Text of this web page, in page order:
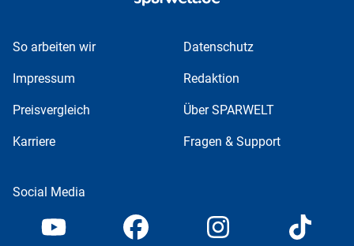
So arbeiten wir Datenschutz
Impressum Redaktion
Preisvergleich Über SPARWELT
Karriere Fragen & Support
Social Media